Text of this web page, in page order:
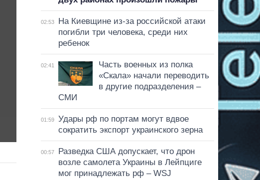
02:53
На Киевщине из-за российской атаки
погибли три человека, среди них
ребенок
02:41
Часть военных из полка
«Скала» начали переводить
в другие подразделения –
СМИ
01:59
Удары рф по портам могут вдвое
сократить экспорт украинского зерна
00:57
Разведка США допускает, что дрон
возле самолета Украины в Лейпциге
мог принадлежать рф – WSJ